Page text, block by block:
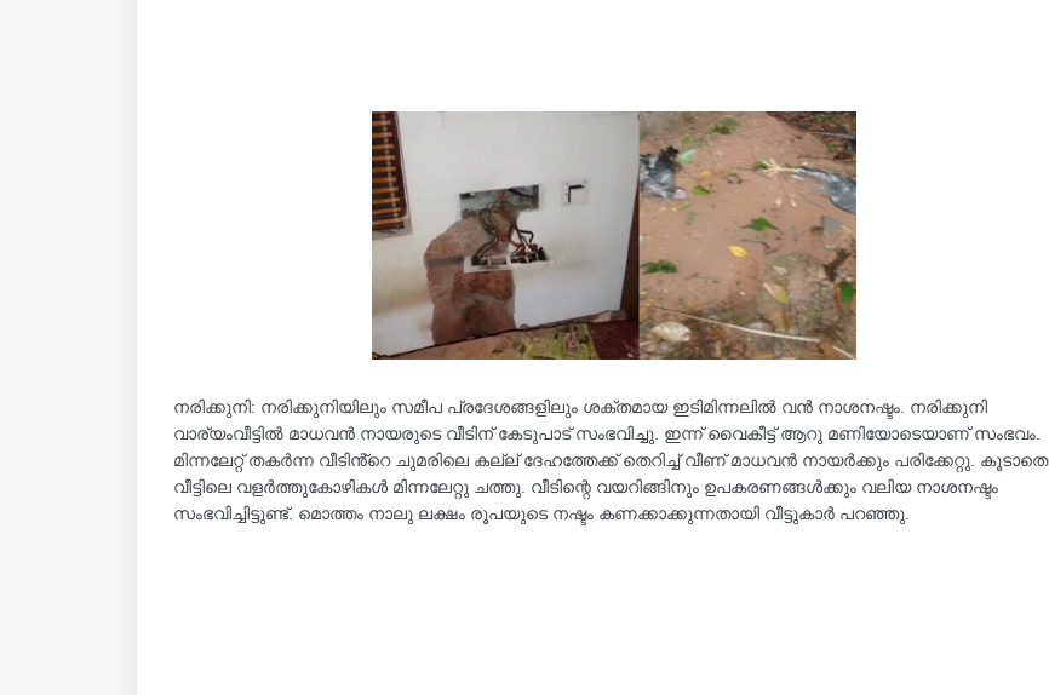
നരിക്കുനി: നരിക്കുനിയിലും സമീപ പ്രദേശങ്ങളിലും ശക്തമായ ഇടിമിന്നലിൽ വൻ നാശനഷ്ടം. നരിക്കുനി
വാര്യംവീട്ടിൽ മാധവൻ നായരുടെ വീടിന് കേടുപാട് സംഭവിച്ചു. ഇന്ന് വൈകീട്ട് ആറു മണിയോടെയാണ് സംഭവം.
മിന്നലേറ്റ് തകർന്ന വീടിൻ്റെ ചുമരിലെ കല്ല് ദേഹത്തേക്ക് തെറിച്ച് വീണ് മാധവൻ നായർക്കും പരിക്കേറ്റു. കൂടാതെ
വീട്ടിലെ വളർത്തുകോഴികൾ മിന്നലേറ്റു ചത്തു. വീടിന്റെ വയറിങ്ങിനും ഉപകരണങ്ങൾക്കും വലിയ നാശനഷ്ടം
സംഭവിച്ചിട്ടുണ്ട്. മൊത്തം നാലു ലക്ഷം രൂപയുടെ നഷ്ടം കണക്കാക്കുന്നതായി വീട്ടുകാർ പറഞ്ഞു.